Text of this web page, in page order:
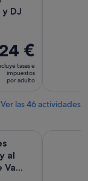
adulto
DJ
El
precio
de
por
24 €
tasas e
impuestos
por adulto
Ver las 46 actividades
al
Va...